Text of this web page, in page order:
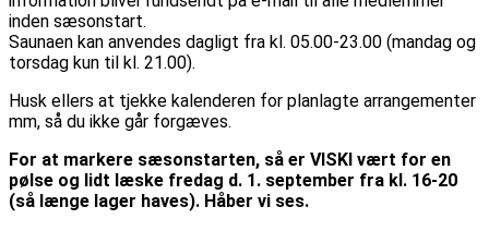
inden sæsonstart.
Saunaen kan anvendes dagligt fra kl. 05.00-23.00 (mandag og
torsdag kun til kl. 21.00).
Husk ellers at tjekke kalenderen for planlagte arrangementer
mm, så du ikke går forgæves.
For at markere sæsonstarten, så er VISKI vært for en
pølse og lidt læske fredag d. 1. september fra kl. 16-20
(så længe lager haves). Håber vi ses.